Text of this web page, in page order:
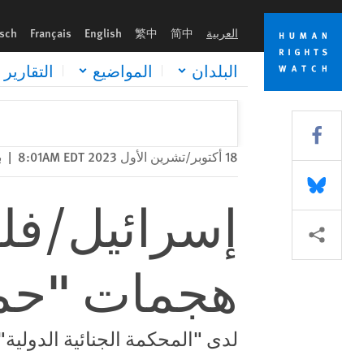
Skip
cookie
privacy
notice
Skip
main
content
العربية 简中
繁中
English
Français
البلدان المواضيع التقارير
18 أكتوبر/تشرين الأول 2023 8:01AM EDT |
إسرائيل/
هجمات
لدى "المحكمة الجنائية
Share this via Facebook
Share this via Bluesky
Share this via مشاركة